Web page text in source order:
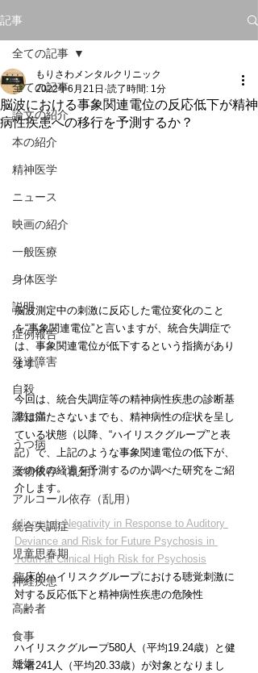
記事
全ての記事
論文の紹介
本の紹介
精神医学
ニュース
映画の紹介
一般医療
身体医学
説明
症例報告
発達障害
自殺
認知症
うつ病
薬物依存（乱用）
アルコール依存（乱用）
統合失調症
児童思春期
神経疾患
高齢者
食事
妊娠
全ての記事
脳波における事象関連電位の反応低下が精神
病性疾患への移行を予測するか？
もりさわメンタルクリニック
2022年6月21日 読了時間: 1分
脳波測定中の刺激に反応した電位変化のこと
を“事象関連電位”と言いますが、統合失調症で
は、事象関連電位が低下するという指摘があり
ます。
今回は、統合失調症等の精神病性疾患の診断基
準は満たさないまでも、精神病性の症状を呈し
ている状態（以降、“ハイリスクグループ”と表
記）で、上記のような事象関連電位の低下が、
その後の経過を予測するのか調べた研究をご紹
介します。
Mismatch Negativity in Response to Auditory
Deviance and Risk for Future Psychosis in
Youth at Clinical High Risk for Psychosis
臨床的ハイリスクグループにおける聴覚刺激に
対する反応低下と精神病性疾患の危険性
ハイリスクグループ580人（平均19.24歳）と健
常者241人（平均20.33歳）が対象となりまし